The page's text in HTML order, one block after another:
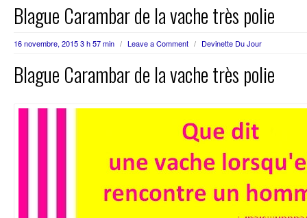
Blague Carambar de la vache très polie
16 novembre, 2015 3 h 57 min / Leave a Comment / Devinette Du Jour
Blague Carambar de la vache très polie